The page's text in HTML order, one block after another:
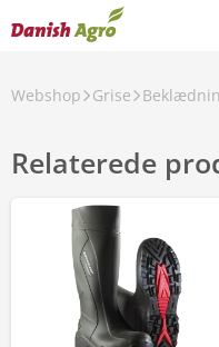
Webshop Grise
Relaterede